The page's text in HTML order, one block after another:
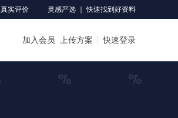
真实评价 灵感严选 ｜ 快速找到好资料
加入会员 上传方案 快速登录